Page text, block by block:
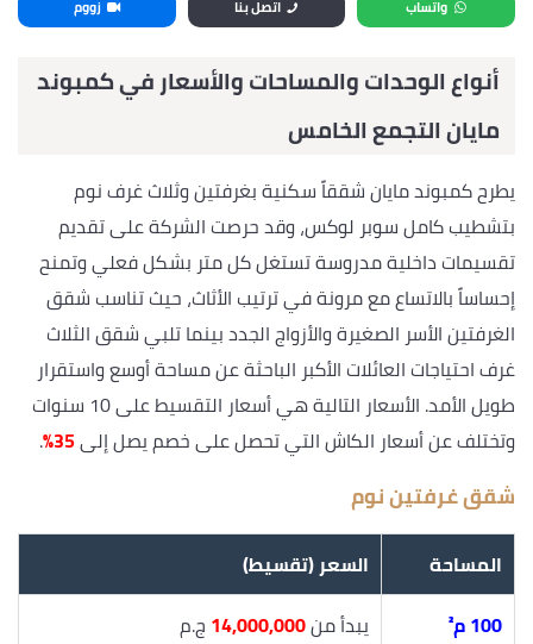
واتساب اتصل بنا زووم
أنواع الوحدات والمساحات والأسعار في كمبوند
مايان التجمع الخامس
يطرح كمبوند مايان شققاً سكنية بغرفتين وثلاث غرف نوم
بتشطيب كامل سوبر لوكس، وقد حرصت الشركة على تقديم
تقسيمات داخلية مدروسة تستغل كل متر بشكل فعلي وتمنح
إحساساً بالاتساع مع مرونة في ترتيب الأثاث، حيث تناسب شقق
الغرفتين الأسر الصغيرة والأزواج الجدد بينما تلبي شقق الثلاث
غرف احتياجات العائلات الأكبر الباحثة عن مساحة أوسع واستقرار
طويل الأمد. الأسعار التالية هي أسعار التقسيط على 10 سنوات
وتختلف عن أسعار الكاش التي تحصل على خصم يصل إلى35%
.
شقق غرفتين نوم
المساحة
السعر (تقسيط)
100 م²
يبدأ من14,000,000 ج.م